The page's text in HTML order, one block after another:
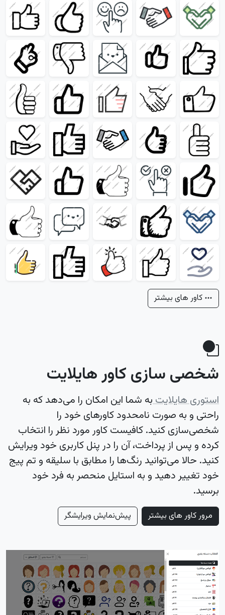
کاور های بیشتر
شخصی سازی کاور هایلایت
استوری هایلایتبه شما این امکان را می‌دهد که به
راحتی و به صورت نامحدود کاورهای خود را
شخصی‌سازی کنید. کافیست کاور مورد نظر را انتخاب
کرده و پس از پرداخت، آن را در پنل کاربری خود ویرایش
کنید. حالا می‌توانید رنگ‌ها را مطابق با سلیقه و تم پیج
خود تغییر دهید و به استایل منحصر به فرد خود
برسید.
مرور کاور های بیشتر پیش‌نمایش ویرایشگر